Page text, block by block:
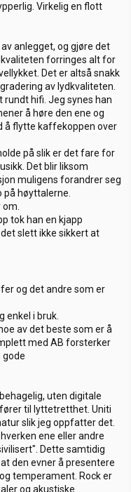
Virkelig en flott
anlegget, og gjøre det
forringes alt for
Det er altså snakk
av lydkvaliteten.
rundt hifi. Jeg synes han
å høre den ene og
å flytte kaffekoppen over
på slik er det fare for
Det blir liksom
muligens forandrer seg
høyttalerne.
tok han en kjapp
slett ikke sikkert at
og det andre som er
enkel i bruk.
av det beste som er å
med AB forsterker
gode
uten digitale
til lyttetretthet. Uniti
slik jeg oppfatter det.
ene eller andre
Dette samtidig
den evner å presentere
temperament. Rock er
og akustiske